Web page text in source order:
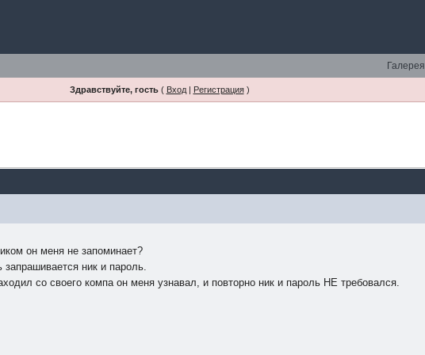
Галерея
Здравствуйте, гость( Вход| Регистрация)
он меня не запоминает?
запрашивается ник и пароль.
со своего компа он меня узнавал, и повторно ник и пароль НЕ требовался.